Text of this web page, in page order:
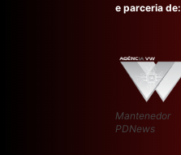
e parceria de:
Mantenedor
PDNews